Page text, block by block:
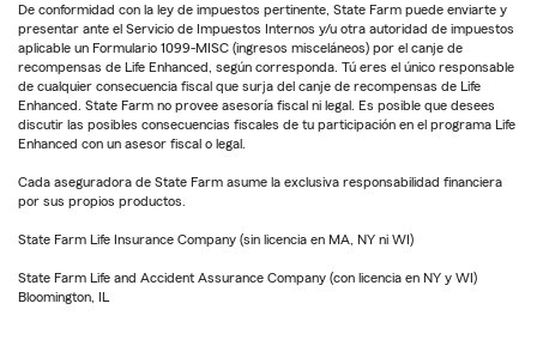
De conformidad con la ley de impuestos pertinente, State Farm puede enviarte y
presentar ante el Servicio de Impuestos Internos y/u otra autoridad de impuestos
aplicable un Formulario 1099-MISC (ingresos misceláneos) por el canje de
recompensas de Life Enhanced, según corresponda. Tú eres el único responsable
de cualquier consecuencia fiscal que surja del canje de recompensas de Life
Enhanced. State Farm no provee asesoría fiscal ni legal. Es posible que desees
discutir las posibles consecuencias fiscales de tu participación en el programa Life
Enhanced con un asesor fiscal o legal.
Cada aseguradora de State Farm asume la exclusiva responsabilidad financiera
por sus propios productos.
State Farm Life Insurance Company (sin licencia en MA, NY ni WI)
State Farm Life and Accident Assurance Company (con licencia en NY y WI)
Bloomington, IL